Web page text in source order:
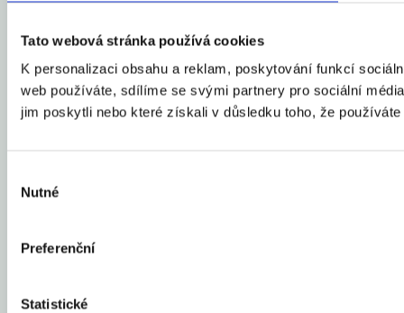
Tato webová stránka používá cookies
K personalizaci obsahu a reklam, poskytování funkcí
web používáte, sdílíme se svými partnery pro sociální
jim poskytli nebo které získali v důsledku toho, že
souhlasu
Nutné
Preferenční
Statistické